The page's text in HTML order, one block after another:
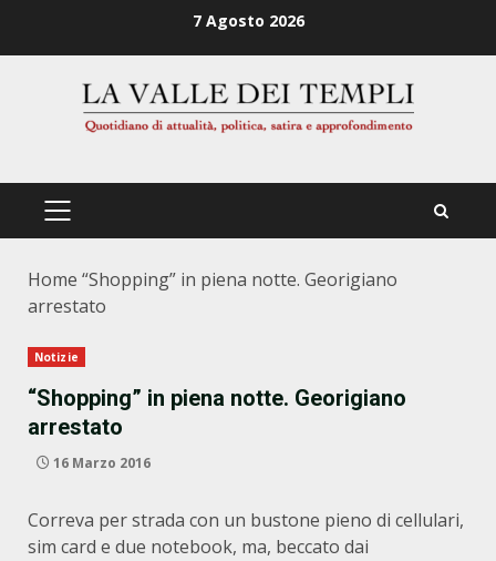
7 Agosto 2026
PRIMÄRES
Home “Shopping” in piena notte. Georigiano
arrestato
Notizie
“Shopping” in piena notte. Georigiano
arrestato
16 Marzo 2016
Correva per strada con un bustone pieno di cellulari,
sim card e due notebook, ma, beccato dai